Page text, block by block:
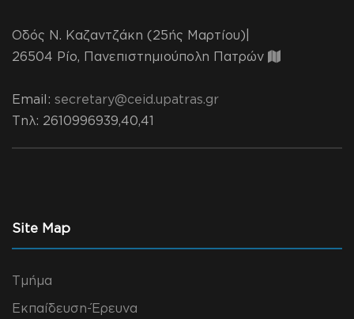
Οδός Ν. Καζαντζάκη (25ής Μαρτίου)|
26504 Ρίο, Πανεπιστημιούπολη Πατρών
Email: secretary@ceid.upatras.gr
Τηλ: 2610996939,40,41
Site Map
Τμήμα
Εκπαίδευση-Έρευνα